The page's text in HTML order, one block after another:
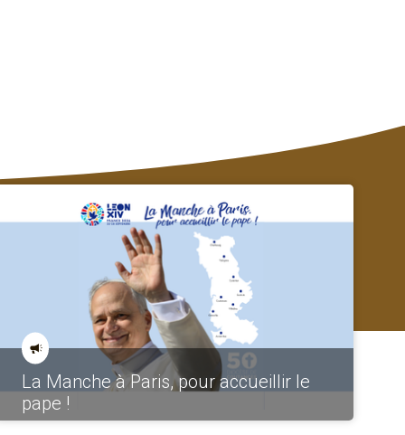
La Manche à Paris, pour accueillir le
pape !